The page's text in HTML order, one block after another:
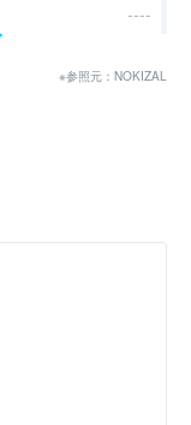
----
※参照元：NOKIZAL